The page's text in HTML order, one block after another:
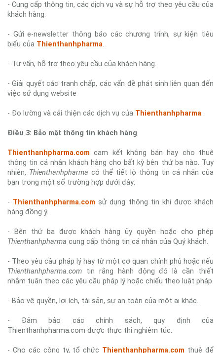
- Cung cấp thông tin, các dịch vụ và sự hỗ trợ theo yêu cầu của
khách hàng.
- Gửi e-newsletter thông báo các chương trình, sự kiện tiêu
biểu của Thienthanhpharma.
- Tư vấn, hỗ trợ theo yêu cầu của khách hàng.
- Giải quyết các tranh chấp, các vấn đề phát sinh liên quan đến
việc sử dụng website
- Đo lường và cải thiện các dịch vụ của Thienthanhpharma.
Điều 3: Bảo mật thông tin khách hàng
Thienthanhpharma.com cam kết không bán hay cho thuê
thông tin cá nhân khách hàng cho bất kỳ bên thứ ba nào. Tuy
nhiên, Thienthanhpharma có thể tiết lộ thông tin cá nhân của
bạn trong một số trường hợp dưới đây:
- Thienthanhpharma.com sử dụng thông tin khi được khách
hàng đồng ý.
- Bên thứ ba được khách hàng ủy quyền hoặc cho phép
Thienthanhpharma cung cấp thông tin cá nhân của Quý khách.
- Theo yêu cầu pháp lý hay từ một cơ quan chính phủ hoặc nếu
Thienthanhpharma.com tin rằng hành động đó là cần thiết
nhằm tuân theo các yêu cầu pháp lý hoặc chiếu theo luật pháp.
- Bảo vệ quyền, lợi ích, tài sản, sự an toàn của một ai khác.
- Đảm bảo các chính sách, quy định của
Thienthanhpharma.com được thực thi nghiêm túc.
- Cho các công ty, tổ chức Thienthanhpharma.com thuê để